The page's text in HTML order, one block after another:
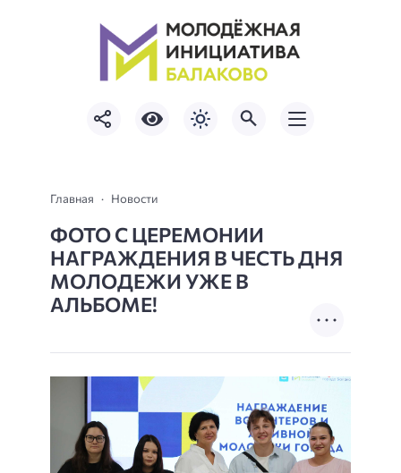
Главная Новости
ФОТО С ЦЕРЕМОНИИ
НАГРАЖДЕНИЯ В ЧЕСТЬ ДНЯ
МОЛОДЕЖИ УЖЕ В
АЛЬБОМЕ!